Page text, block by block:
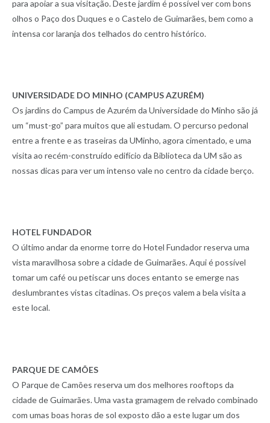
para apoiar a sua visitação. Deste jardim é possível ver com bons
olhos o Paço dos Duques e o Castelo de Guimarães, bem como a
intensa cor laranja dos telhados do centro histórico.
UNIVERSIDADE DO MINHO (CAMPUS AZURÉM)
Os jardins do Campus de Azurém da Universidade do Minho são já
um “must-go” para muitos que ali estudam. O percurso pedonal
entre a frente e as traseiras da UMinho, agora cimentado, e uma
visita ao recém-construído edifício da Biblioteca da UM são as
nossas dicas para ver um intenso vale no centro da cidade berço.
HOTEL FUNDADOR
O último andar da enorme torre do Hotel Fundador reserva uma
vista maravilhosa sobre a cidade de Guimarães. Aqui é possível
tomar um café ou petiscar uns doces entanto se emerge nas
deslumbrantes vistas citadinas. Os preços valem a bela visita a
este local.
PARQUE DE CAMÕES
O Parque de Camões reserva um dos melhores rooftops da
cidade de Guimarães. Uma vasta gramagem de relvado combinado
com umas boas horas de sol exposto dão a este lugar um dos